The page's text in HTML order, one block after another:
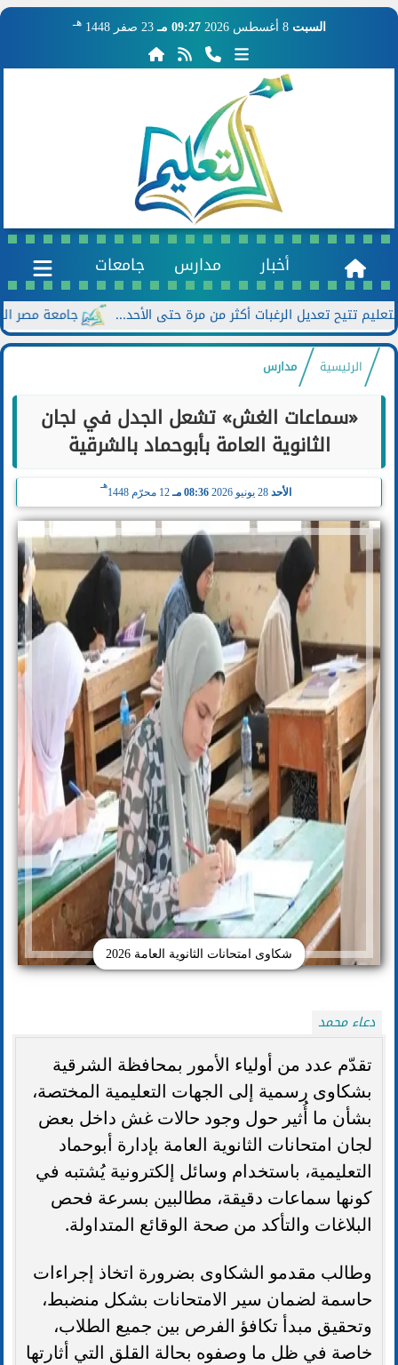
السبت 8 أغسطس 2026 09:27 مـ 23 صفر 1448 هـ
أخبار مدارس جامعات
جامعة مصر الجديدة تعلن خصومات
الرئيسية مدارس
«سماعات الغش» تشعل الجدل في لجان
الثانوية العامة بأبوحماد بالشرقية
الأحد 28 يونيو 2026 08:36 مـ 12 محرّم 1448
هـ
شكاوى امتحانات الثانوية العامة 2026
دعاء محمد
تقدّم عدد من أولياء الأمور بمحافظة الشرقية
بشكاوى رسمية إلى الجهات التعليمية المختصة،
بشأن ما أُثير حول وجود حالات غش داخل بعض
لجان امتحانات الثانوية العامة بإدارة أبوحماد
التعليمية، باستخدام وسائل إلكترونية يُشتبه في
كونها سماعات دقيقة، مطالبين بسرعة فحص
البلاغات والتأكد من صحة الوقائع المتداولة.
وطالب مقدمو الشكاوى بضرورة اتخاذ إجراءات
حاسمة لضمان سير الامتحانات بشكل منضبط،
وتحقيق مبدأ تكافؤ الفرص بين جميع الطلاب،
خاصة في ظل ما وصفوه بحالة القلق التي أثارتها